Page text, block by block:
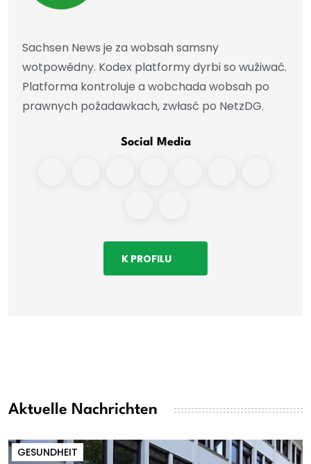
Sachsen News je za wobsah samsny
wotpowědny. Kodex platformy dyrbi so wužiwać.
Platforma kontroluje a wobchada wobsah po
prawnych požadawkach, zwłasć po NetzDG.
Social Media
K PROFILU
Aktuelle Nachrichten
GESUNDHEIT